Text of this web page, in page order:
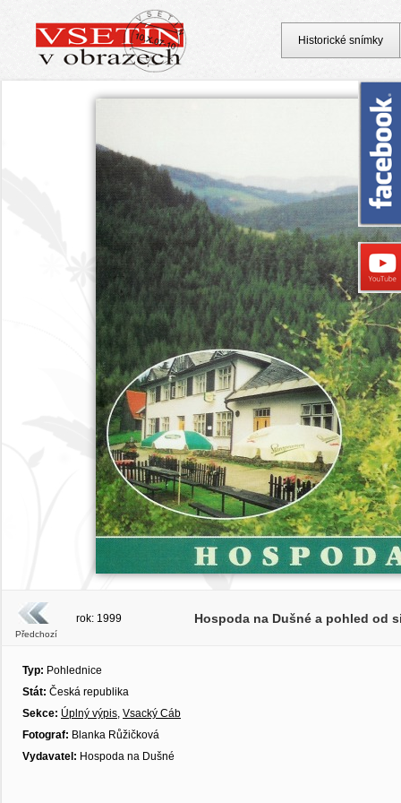
Předchozí
rok: 1999 Hospoda na Dušné a pohled od
Typ: Pohlednice
Stát: Česká republika
Sekce: Úplný výpis, Vsacký Cáb
Fotograf: Blanka Růžičková
Vydavatel: Hospoda na Dušné
Historické snímky